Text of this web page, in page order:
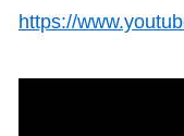
https://